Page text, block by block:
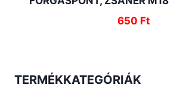
650 Ft
TERMÉKKATEGÓRIÁK